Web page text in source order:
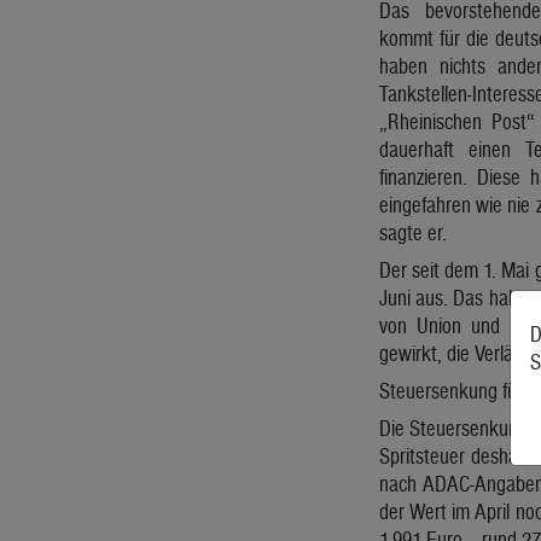
Das
kommt für die
haben nichts
Tankstellen-
„Rheinischen
dauerhaft einen
finanzieren. Diese
eingefahren wie nie
sagte er.
Der seit dem 1. Mai
Juni aus. Das
von Union und
gewirkt, die
Steuersenkung für
Die Steuersenkung
Spritsteuer
nach ADAC-
der Wert im April